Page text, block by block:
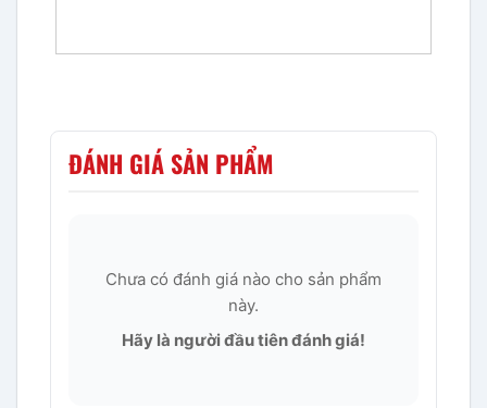
ĐÁNH GIÁ SẢN PHẨM
Chưa có đánh giá nào cho sản phẩm
này.
Hãy là người đầu tiên đánh giá!